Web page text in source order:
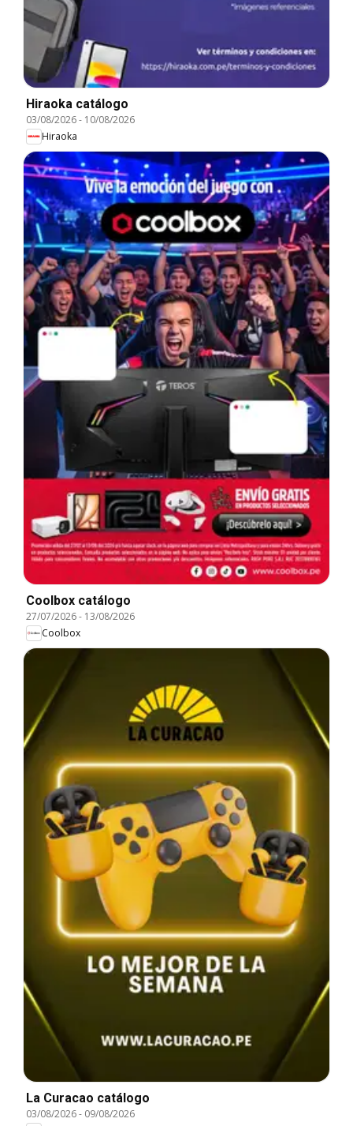
Hiraoka catálogo
03/08/2026- 10/08/2026
Hiraoka
Coolbox catálogo
27/07/2026- 13/08/2026
Coolbox
La Curacao catálogo
03/08/2026- 09/08/2026